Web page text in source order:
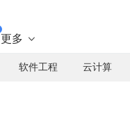
更多 
软件工程 云计算